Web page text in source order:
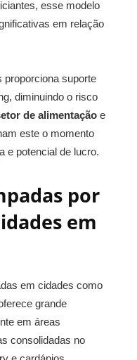
esse modelo
em relação
proporciona suporte
diminuindo o risco
de alimentação e
este o momento
e potencial de lucro.
por
em
em cidades como
grande
em áreas
consolidadas no